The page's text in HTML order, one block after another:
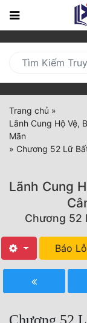
Trang
Mới
Cập
Nhật
(current)
BXH
Truyện Mới Ra
Hoàn Thành
Free
Hậu Cung
Trang chủ »
Lãnh Cung Hộ Vệ,
Mãn
» Chương 52 Lữ
Lãnh Cung
Chương 52
Báo